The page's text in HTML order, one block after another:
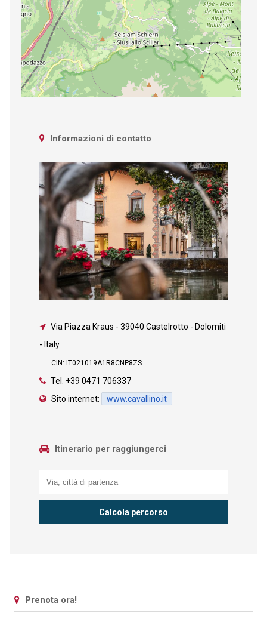
Informazioni di contatto
Via Piazza Kraus - 39040 Castelrotto - Dolomiti
- Italy
CIN: IT021019A1R8CNP8ZS
Tel. +39 0471 706337
Sito internet:
www.cavallino.it
Itinerario per raggiungerci
Prenota ora!